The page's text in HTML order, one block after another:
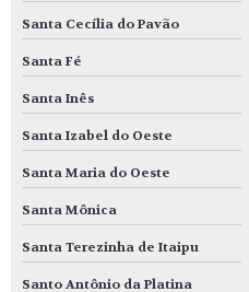
Santa Cecília do Pavão
Santa Fé
Santa Inês
Santa Izabel do Oeste
Santa Maria do Oeste
Santa Mônica
Santa Terezinha de Itaipu
Santo Antônio da Platina